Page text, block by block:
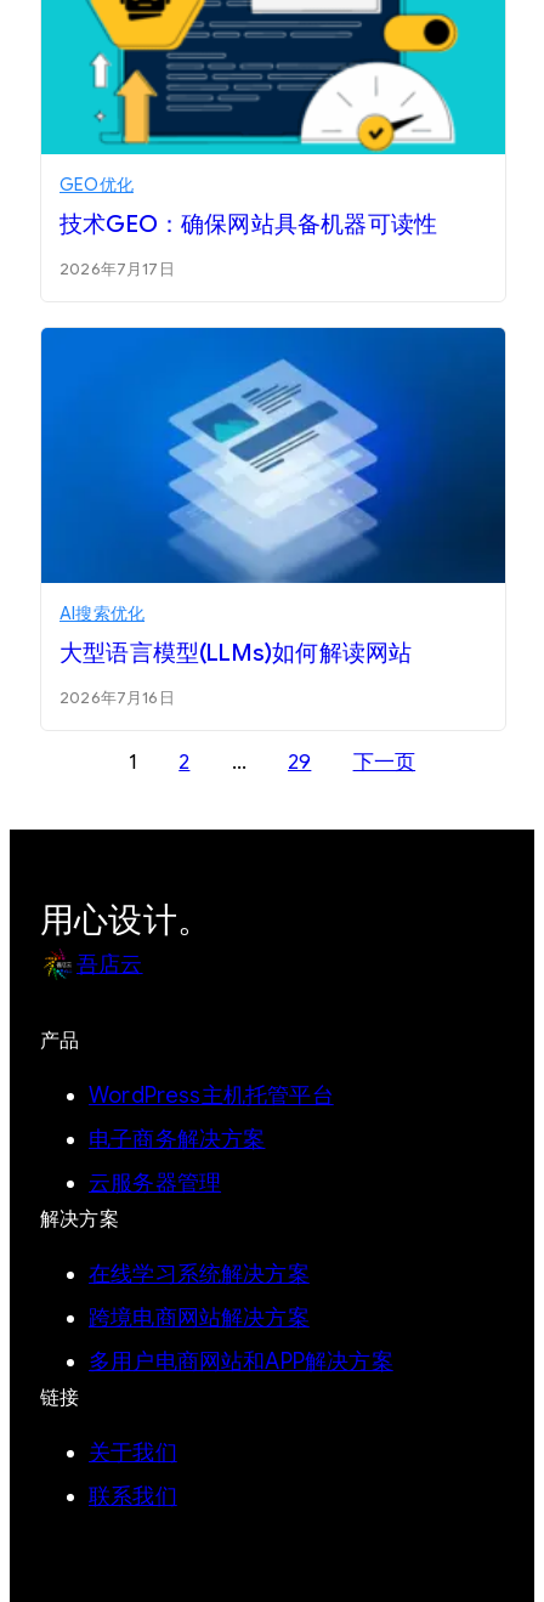
GEO优化
技术GEO：确保网站具备机器可读性
2026年7月17日
AI搜索优化
大型语言模型(LLMs)如何解读网站
2026年7月16日
页
1 2 … 29 下一页
用心设计。
吾店云
产品
WordPress主机托管平台
电子商务解决方案
云服务器管理
解决方案
在线学习系统解决方案
跨境电商网站解决方案
多用户电商网站和APP解决方案
链接
关于我们
联系我们